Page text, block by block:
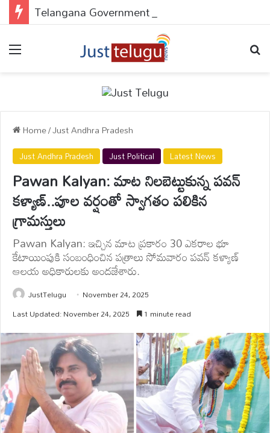
Home/Just Andhra Pradesh
Just Andhra Pradesh Just Political Latest News
Pawan Kalyan: మాట నిలబెట్టుకున్న పవన్
కళ్యాణ్..పూల వర్షంతో స్వాగతం పలికిన
గ్రామస్తులు
Pawan Kalyan: ఇచ్చిన మాట ప్రకారం 30 ఎకరాల భూ
కేటాయింపుకి సంబంధించిన పత్రాలు సోమవారం పవన్ కళ్యాణ్
ఆలయ అధికారులకు అందజేశారు.
JustTelugu
November 24, 2025
Last Updated: November 24, 2025
1 minute read